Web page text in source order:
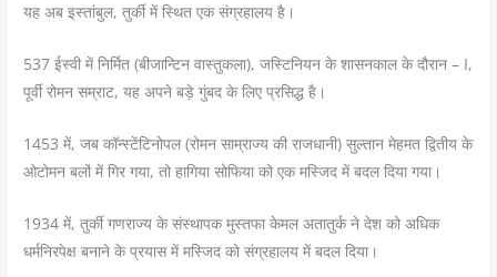
यह अब इस्तांबुल, तुर्की में स्थित एक संग्रहालय है।
537 ईस्वी में निर्मित (बीजान्टिन वास्तुकला), जस्टिनियन के शासनकाल के दौरान – I,
पूर्वी रोमन सम्राट, यह अपने बड़े गुंबद के लिए प्रसिद्ध है।
1453 में, जब कॉन्स्टेंटिनोपल (रोमन साम्राज्य की राजधानी) सुल्तान मेहमत द्वितीय के
ओटोमन बलों में गिर गया, तो हागिया सोफिया को एक मस्जिद में बदल दिया गया।
1934 में, तुर्की गणराज्य के संस्थापक मुस्तफा केमल अतातुर्क ने देश को अधिक
धर्मनिरपेक्ष बनाने के प्रयास में मस्जिद को संग्रहालय में बदल दिया।